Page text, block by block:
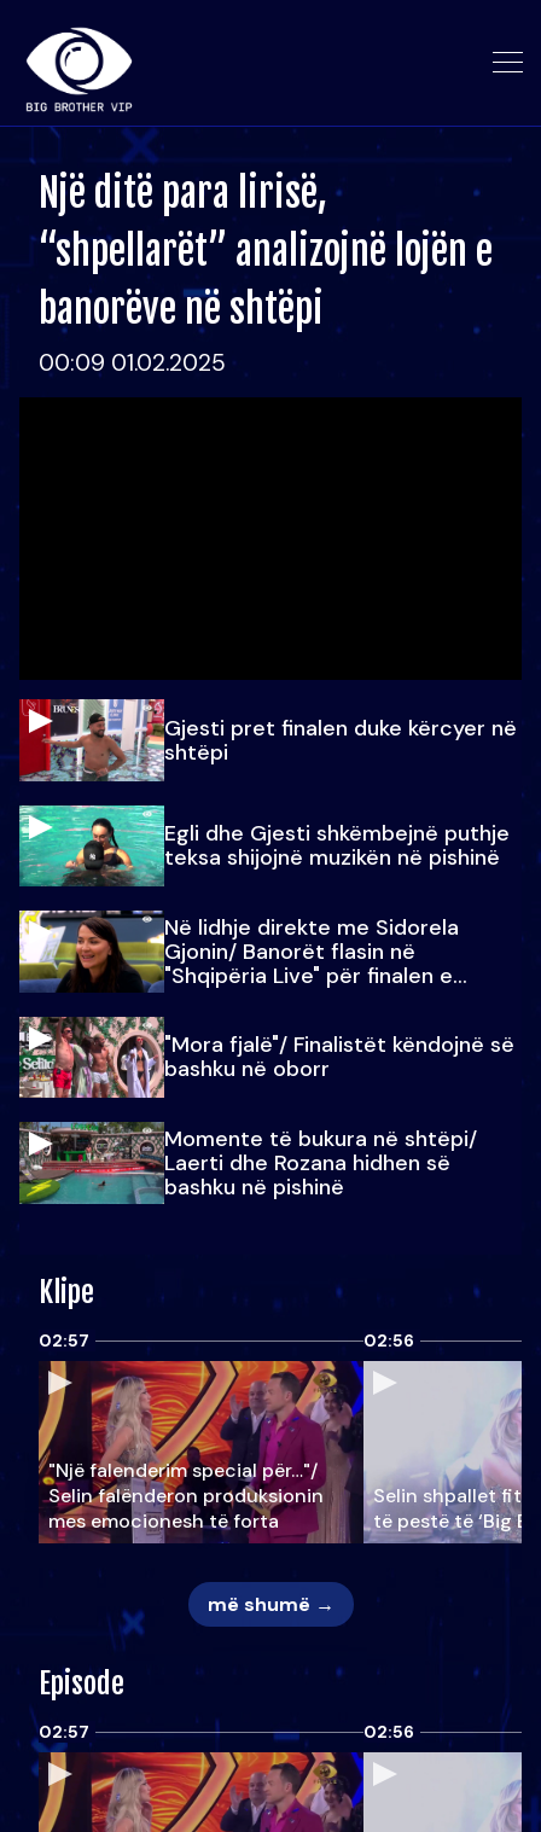
Një ditë para lirisë,
“shpellarët” analizojnë lojën e
banorëve në shtëpi
00:09 01.02.2025
Gjesti pret finalen duke kërcyer në
shtëpi
Egli dhe Gjesti shkëmbejnë puthje
teksa shijojnë muzikën në pishinë
Në lidhje direkte me Sidorela
Gjonin/ Banorët flasin në
"Shqipëria Live" për finalen e
"Mora fjalë"/ Finalistët këndojnë së
bashku në oborr
Momente të bukura në shtëpi/
Laerti dhe Rozana hidhen së
bashku në pishinë
Klipe
02:57
"Një falenderim special për…"/
Selin falënderon produksionin
mes emocionesh të forta
02:56
Selin shpallet
të pestë të ‘Big
më shumë →
Episode
02:57 02:56